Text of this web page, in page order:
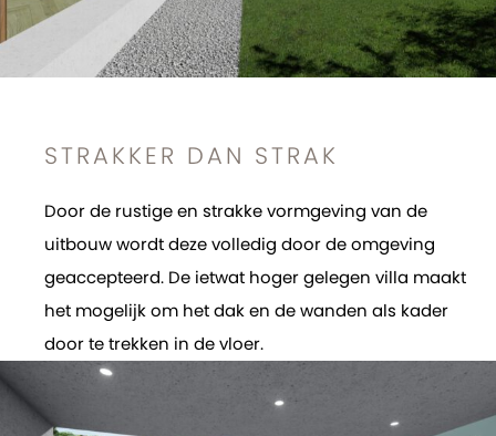
STRAKKER DAN STRAK
Door de rustige en strakke vormgeving van de
uitbouw wordt deze volledig door de omgeving
geaccepteerd. De ietwat hoger gelegen villa maakt
het mogelijk om het dak en de wanden als kader
door te trekken in de vloer.